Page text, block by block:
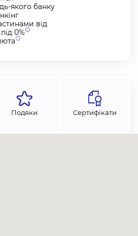
якого банку
від
0%
Подяки Сертифікати